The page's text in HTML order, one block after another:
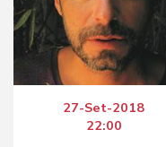
27-Set-2018
22:00